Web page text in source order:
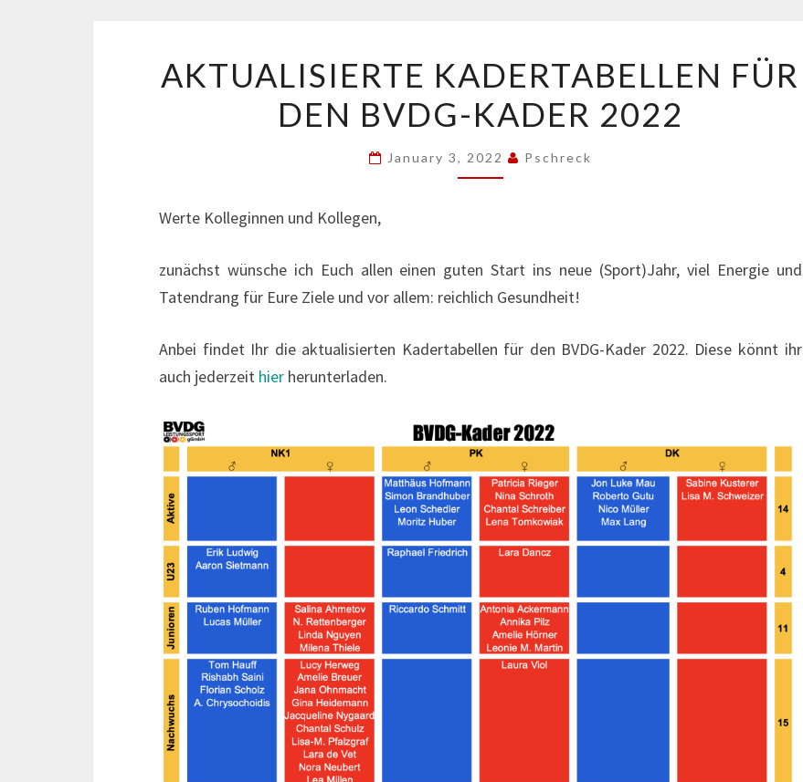
KADERTABELLEN
FÜR
DEN
BVDG-
AKTUALISIERTE KADERTABELLEN FÜR
DEN BVDG-KADER 2022
January 3, 2022 Pschreck
Werte Kolleginnen und Kollegen,
zunächst wünsche ich Euch allen einen guten Start ins neue (Sport)Jahr, viel Energie und
Tatendrang für Eure Ziele und vor allem: reichlich Gesundheit!
Anbei findet Ihr die aktualisierten Kadertabellen für den BVDG-Kader 2022. Diese könnt ihr
auch jederzeit hier herunterladen.